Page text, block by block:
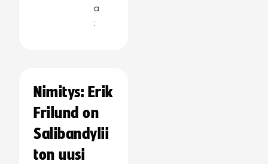
a
:
Nimitys: Erik
Frilund on
Salibandylii
ton uusi